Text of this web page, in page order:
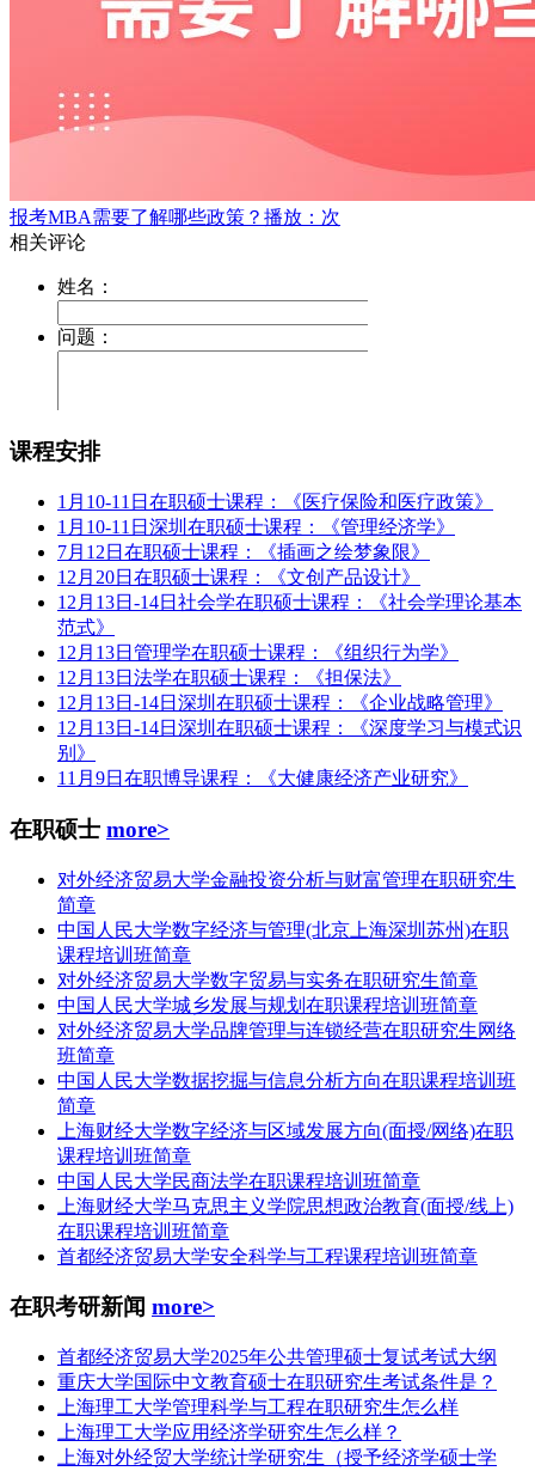
报考MBA需要了解哪些政策？ 播放：次
课程安排
1月10-11日在职硕士课程：《医疗保险和医疗政策》
1月10-11日深圳在职硕士课程：《管理经济学》
7月12日在职硕士课程：《插画之绘梦象限》
12月20日在职硕士课程：《文创产品设计》
12月13日-14日社会学在职硕士课程：《社会学理论基本
范式》
12月13日管理学在职硕士课程：《组织行为学》
12月13日法学在职硕士课程：《担保法》
12月13日-14日深圳在职硕士课程：《企业战略管理》
12月13日-14日深圳在职硕士课程：《深度学习与模式识
别》
11月9日在职博导课程：《大健康经济产业研究》
在职硕士 more>
对外经济贸易大学金融投资分析与财富管理在职研究生
简章
中国人民大学数字经济与管理(北京上海深圳苏州)在职
课程培训班简章
对外经济贸易大学数字贸易与实务在职研究生简章
中国人民大学城乡发展与规划在职课程培训班简章
对外经济贸易大学品牌管理与连锁经营在职研究生网络
班简章
中国人民大学数据挖掘与信息分析方向在职课程培训班
简章
上海财经大学数字经济与区域发展方向(面授/网络)在职
课程培训班简章
中国人民大学民商法学在职课程培训班简章
上海财经大学马克思主义学院思想政治教育(面授/线上)
在职课程培训班简章
首都经济贸易大学安全科学与工程课程培训班简章
在职考研新闻 more>
首都经济贸易大学2025年公共管理硕士复试考试大纲
重庆大学国际中文教育硕士在职研究生考试条件是？
上海理工大学管理科学与工程在职研究生怎么样
上海理工大学应用经济学研究生怎么样？
上海对外经贸大学统计学研究生（授予经济学硕士学